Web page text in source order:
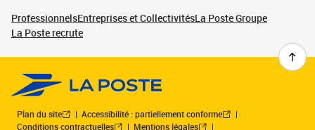
ProfessionnelsEntreprises et CollectivitésLa Poste Groupe
La Poste recrute
Plan du site
Accessibilité : partiellement conforme
Conditions contractuelles
Mentions légales